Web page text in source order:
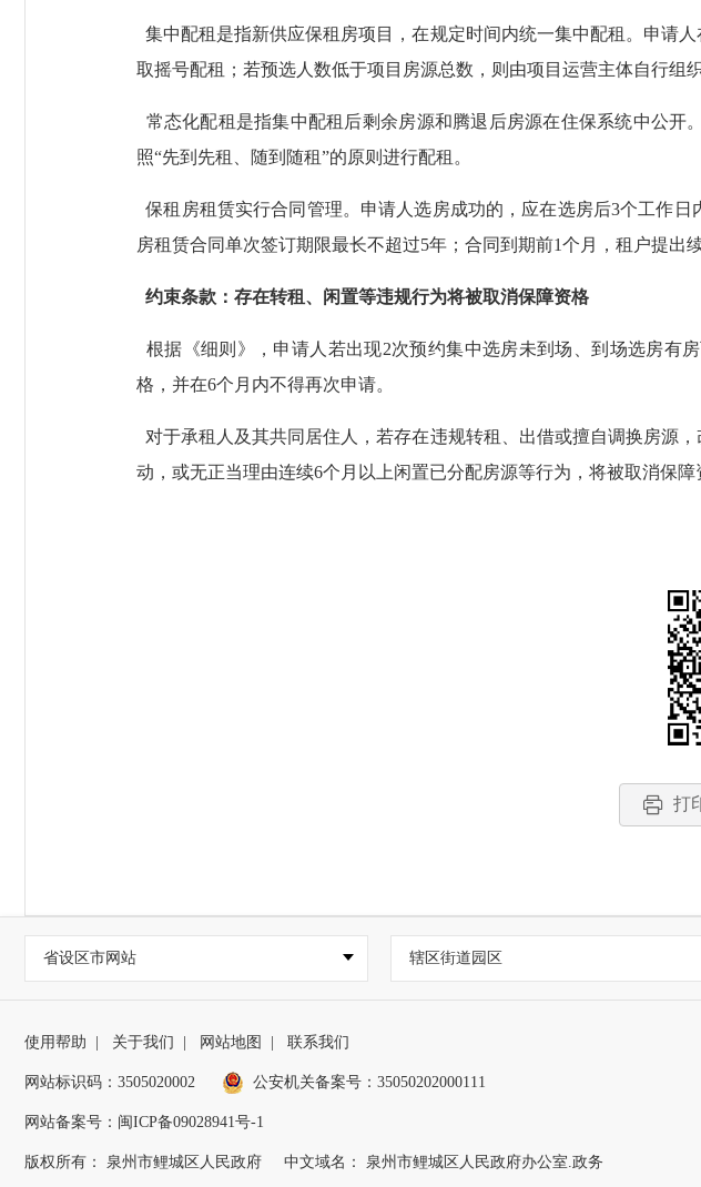
集中配租是指新供应保租房项目，在规定时间内统一集中配租。申请
取摇号配租；若预选人数低于项目房源总数，则由项目运营主体自行组织
常态化配租是指集中配租后剩余房源和腾退后房源在住保系统中公
照“先到先租、随到随租”的原则进行配租。
保租房租赁实行合同管理。申请人选房成功的，应在选房后3个工作
房租赁合同单次签订期限最长不超过5年；合同到期前1个月，租户提出
约束条款：存在转租、闲置等违规行为将被取消保障资格
根据《细则》，申请人若出现2次预约集中选房未到场、到场选房有
格，并在6个月内不得再次申请。
对于承租人及其共同居住人，若存在违规转租、出借或擅自调换房源
动，或无正当理由连续6个月以上闲置已分配房源等行为，将被取消保
打
省设区市网站 辖区街道园区
使用帮助 | 关于我们 | 网站地图 | 联系我们
网站标识码：3505020002 公安机关备案号：35050202000111
网站备案号：闽ICP备09028941号-1
版权所有： 泉州市鲤城区人民政府 中文域名： 泉州市鲤城区人民政府办公室.政务